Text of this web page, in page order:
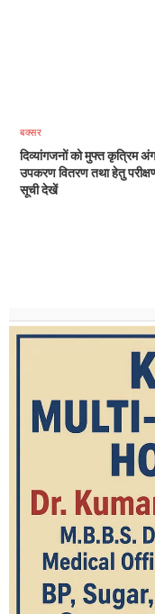
बक्सर
दिव्यांगजनों को मुफ्त कृत्रिम
उपकरण वितरण तथा हेतु
सूची देखें